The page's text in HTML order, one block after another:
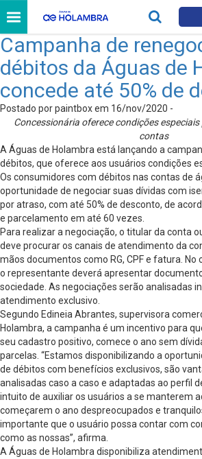
Campanha de
débitos da Águas de
concede até 50% de
Postado por paintbox em 16/nov/2020 -
Concessionária oferece condições
contas
A Águas de Holambra está lançando a
débitos, que oferece aos usuários condições
Os consumidores com débitos nas contas de
oportunidade de negociar suas dívidas com
por atraso, com até 50% de desconto, de
e parcelamento em até 60 vezes.
Para realizar a negociação, o titular da conta
deve procurar os canais de atendimento da
mãos documentos como RG, CPF e fatura. No
o representante deverá apresentar
sociedade. As negociações serão analisadas
atendimento exclusivo.
Segundo Edineia Abrantes, supervisora
Holambra, a campanha é um incentivo para
seu cadastro positivo, comece o ano sem
parcelas. “Estamos disponibilizando a
de débitos com benefícios exclusivos, são
analisadas caso a caso e adaptadas ao perfil
intuito de auxiliar os usuários a se manterem
começarem o ano despreocupados e
importante que o usuário possa contar com
como as nossas”, afirma.
A Águas de Holambra disponibiliza